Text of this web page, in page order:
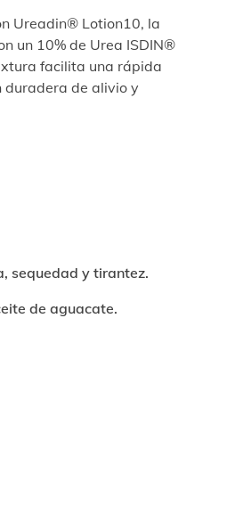
Ureadin® Lotion10, la
un 10% de Urea ISDIN®
facilita una rápida
duradera de alivio y
sequedad y tirantez.
de aguacate.